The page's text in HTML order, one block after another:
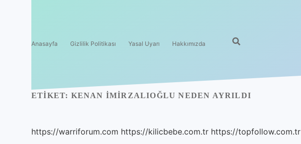
Anasayfa Gizlilik Politikası Yasal Uyarı Hakkımızda
ETIKET: KENAN İMIRZALIOĞLU NEDEN AYRILDI
https://warriforum.com https://kilicbebe.com.tr https://topfollow.com.tr